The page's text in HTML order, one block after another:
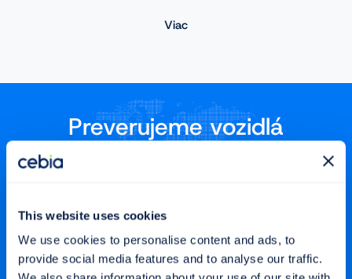
This website uses cookies
We use cookies to personalise content and ads, to
provide social media features and to analyse our traffic.
Databáza poisťovní
Leasingové spoločnosti
Autobazár
Viac
Preverujeme vozidlá
Albánsko
Česko
Dánsko
Estónsko
Fínsko